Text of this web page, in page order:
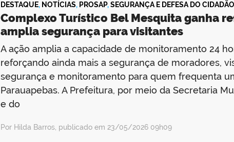
DESTAQUE, NOTÍCIAS, PROSAP,SEGURANÇA E DEFESA DO CIDADÃO
Complexo Turístico Bel Mesquita ganha
amplia segurança para visitantes
A ação amplia a capacidade de monitoramento 24
reforçando ainda mais a segurança de moradores,
segurança e monitoramento para quem frequenta
Parauapebas. A Prefeitura, por meio da Secretaria
e do
Por Hilda Barros, publicado em 23/05/2026 09h09